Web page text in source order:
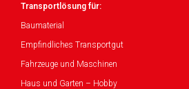
Transportlösung für:
Baumaterial
Empfindliches Transportgut
Fahrzeuge und Maschinen
Haus und Garten – Hobby